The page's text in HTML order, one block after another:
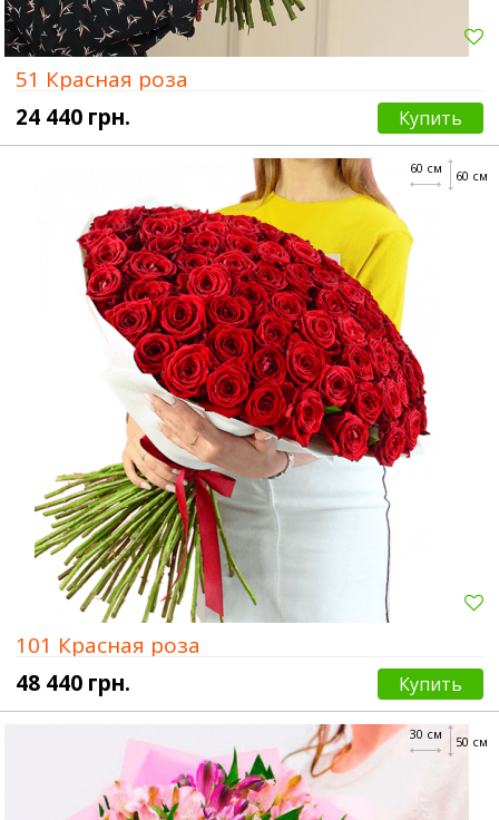
51 Красная роза
24 440 грн.
Купить
60 см
60 см
101 Красная роза
48 440 грн.
Купить
50 см
30 см